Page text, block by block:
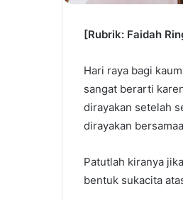
[Rubrik: Faidah
Hari raya bagi
sangat berarti
dirayakan setelah
dirayakan
Patutlah kiranya
bentuk sukacita